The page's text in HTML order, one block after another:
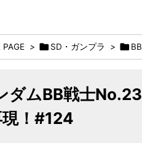
PAGE > SD・ガンプラ > 
ダムBB戦士
！#124